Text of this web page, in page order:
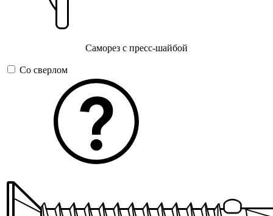
Саморез с пресс-шайбой
Со сверлом